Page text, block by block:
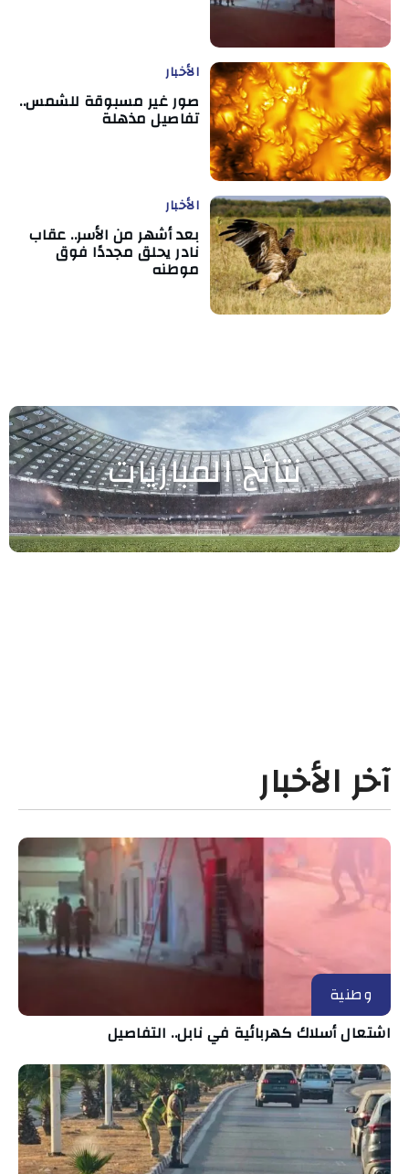
الأخبار
صور غير مسبوقة للشمس..
تفاصيل مذهلة
الأخبار
بعد أشهر من الأسر.. عقاب
نادر يحلق مجددًا فوق
موطنه
نتائج المباريات
آخر الأخبار
وطنية
اشتعال أسلاك كهربائية في نابل.. التفاصيل